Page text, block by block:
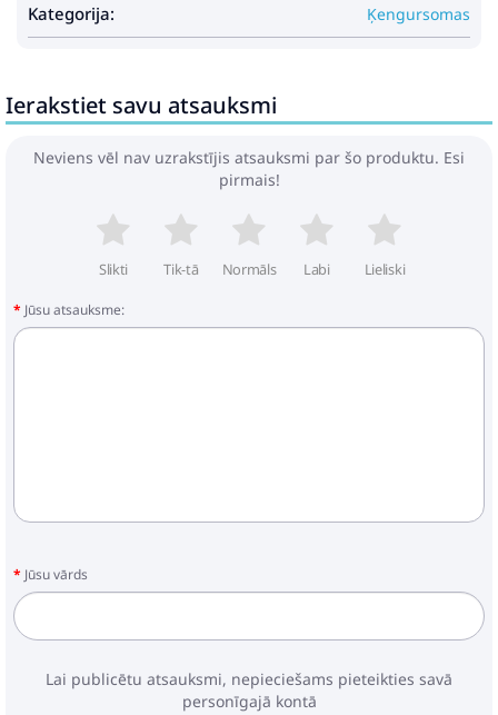
Kategorija: Ķengursomas
Ierakstiet savu atsauksmi
Neviens vēl nav uzrakstījis atsauksmi par šo produktu. Esi
pirmais!
Slikti Tik-tā Normāls Labi Lieliski
Jūsu atsauksme:
Jūsu vārds
Lai publicētu atsauksmi, nepieciešams pieteikties savā
personīgajā kontā